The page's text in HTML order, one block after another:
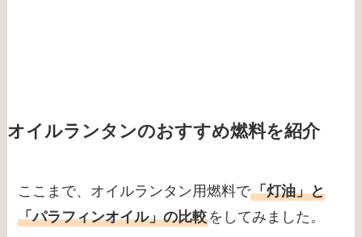
オイルランタンのおすすめ燃料を紹介
ここまで、オイルランタン用燃料で「灯油」と
「パラフィンオイル」の比較をしてみました。